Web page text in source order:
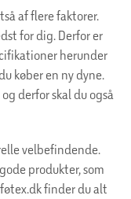
af flere faktorer.
for dig. Derfor er
herunder
køber en ny dyne.
derfor skal du også
velbefindende.
produkter, som
finder du alt